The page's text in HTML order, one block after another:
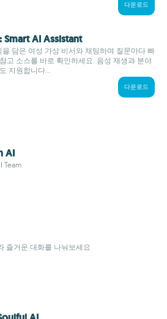
다운로드
Smart AI Assistant
을 담은 여성 가상 비서와 채팅하며 질문마다 빠
고 소스를 바로 확인하세요. 음성 재생과 분야
지원합니다...
다운로드
AI
Team
즐거운 대화를 나눠보세요